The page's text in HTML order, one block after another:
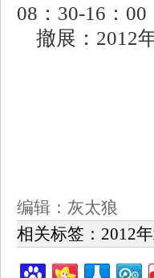
08：30-16：00
撤展：2012
编辑：灰太狼
相关标签： 2012